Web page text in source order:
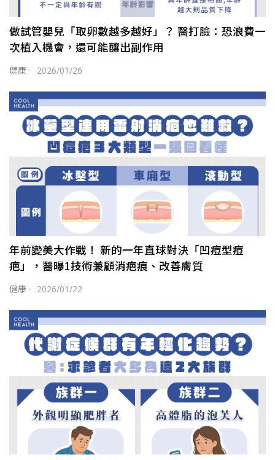
做試管嬰兒「取卵數越多越好」？ 醫打臉：恐浪費一
次植入機會，還可能釀出副作用
健康 · 2026/01/26
年前變美大作戰！ 新的一年直球對決「凹痘型痘
疤」，醫曝1技術兼顧消疤痕、改善膚質
健康 · 2026/01/22